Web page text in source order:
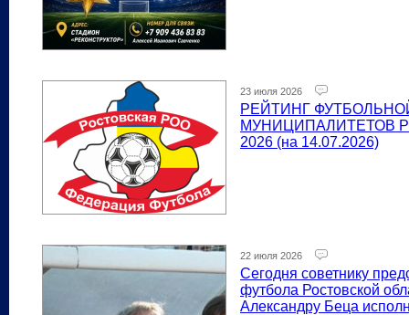
23 июля 2026
РЕЙТИНГ
МУНИЦИПАЛИТЕТОВ
2026 (на 14.07.2026)
22 июля 2026
Сегодня советнику
футбола Ростовской
Александру Беца